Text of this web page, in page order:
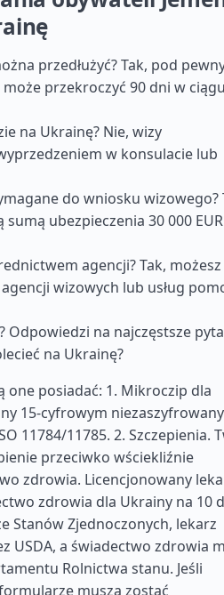
przedłużyć? Tak, pod
przekroczyć 90 dni w ciągu
na Ukrainę? Nie, wizy
w konsulacie lub
do wniosku wizowego?
ubezpieczenia 30 000
agencji? Tak, możesz
wizowych lub usług
Odpowiedzi na najczęstsze
na Ukrainę?
one posiadać: 1. Mikroczip dla
15-cyfrowym
11784/11785. 2. Szczepienia.
przeciwko wściekliźnie
zdrowia. Licencjonowany
zdrowia dla Ukrainy na 10
Stanów Zjednoczonych, lekarz
USDA, a świadectwo zdrowia
Rolnictwa stanu. Jeśli
muszą zostać